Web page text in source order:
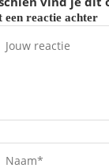
een reactie achter